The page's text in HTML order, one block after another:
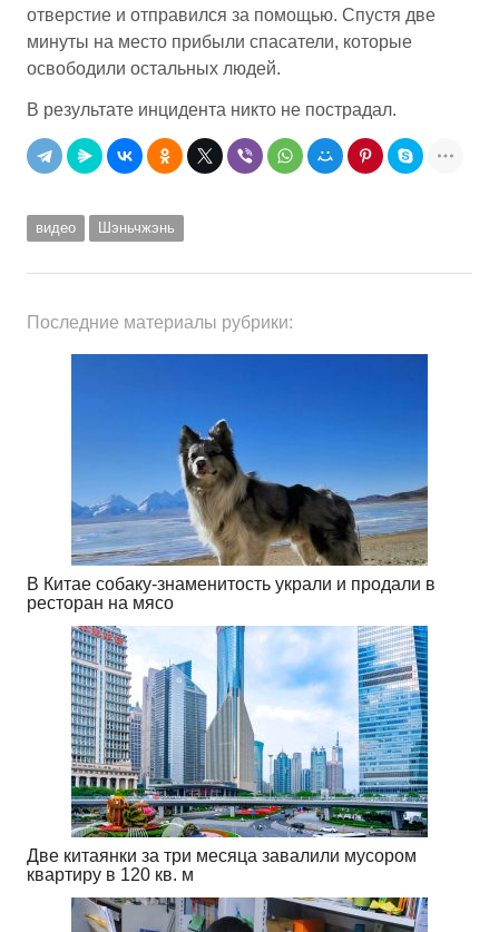
отверстие и отправился за помощью. Спустя две
минуты на место прибыли спасатели, которые
освободили остальных людей.
В результате инцидента никто не пострадал.
видео Шэньчжэнь
Последние материалы рубрики:
В Китае собаку-знаменитость украли и продали в
ресторан на мясо
Две китаянки за три месяца завалили мусором
квартиру в 120 кв. м